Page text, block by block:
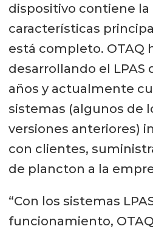
dispositivo contiene la
características
está completo. OTAQ
desarrollando el LPAS
años y actualmente
sistemas (algunos de
versiones anteriores)
con clientes,
de plancton a la
“Con los sistemas
funcionamiento,